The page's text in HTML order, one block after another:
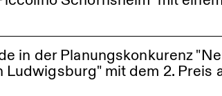
in der Planungskonkurenz
Ludwigsburg" mit dem 2. Preis